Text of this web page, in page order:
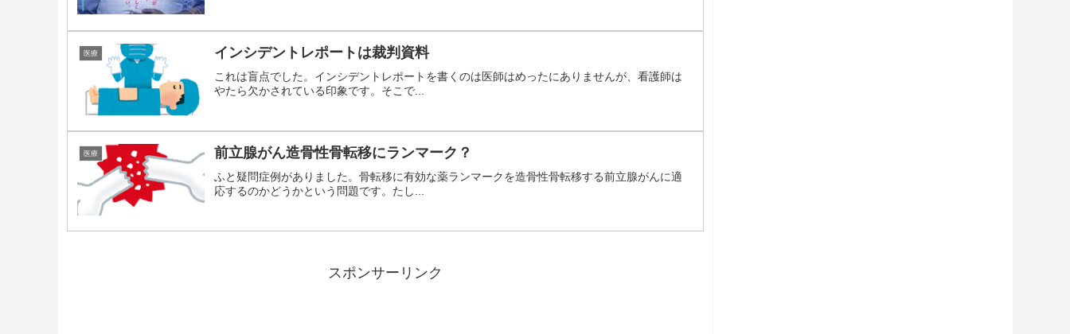
医療 インシデントレポートは裁判資料
これは盲点でした。インシデントレポートを書くのは医師はめったにありませんが、看護師は
やたら欠かされている印象です。そこで...
医療 前立腺がん造骨性骨転移にランマーク？
ふと疑問症例がありました。骨転移に有効な薬ランマークを造骨性骨転移する前立腺がんに適
応するのかどうかという問題です。たし...
スポンサーリンク